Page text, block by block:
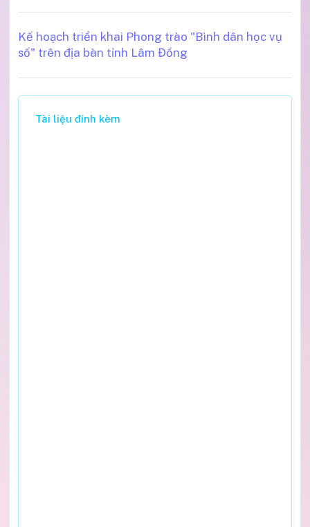
Kế hoạch triển khai Phong trào "Bình dân học vụ
số" trên địa bàn tỉnh Lâm Đồng
Tài liệu đính kèm